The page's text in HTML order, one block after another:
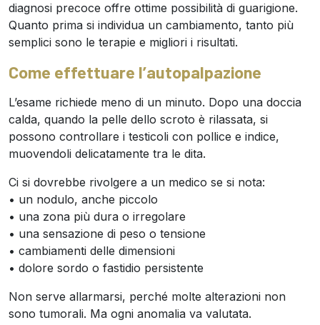
diagnosi precoce offre ottime possibilità di guarigione.
Quanto prima si individua un cambiamento, tanto più
semplici sono le terapie e migliori i risultati.
Come effettuare l’autopalpazione
L’esame richiede meno di un minuto. Dopo una doccia
calda, quando la pelle dello scroto è rilassata, si
possono controllare i testicoli con pollice e indice,
muovendoli delicatamente tra le dita.
Ci si dovrebbe rivolgere a un medico se si nota:
• un nodulo, anche piccolo
• una zona più dura o irregolare
• una sensazione di peso o tensione
• cambiamenti delle dimensioni
• dolore sordo o fastidio persistente
Non serve allarmarsi, perché molte alterazioni non
sono tumorali. Ma ogni anomalia va valutata.